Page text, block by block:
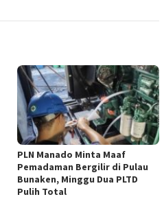
PLN Manado Minta Maaf
Pemadaman Bergilir di Pulau
Bunaken, Minggu Dua PLTD
Pulih Total